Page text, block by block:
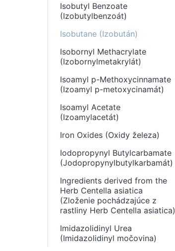
Isobutyl Benzoate
(Izobutylbenzoát)
Isobutane (Izobután)
Isobornyl Methacrylate
(Izobornylmetakrylát)
Isoamyl p-Methoxycinnamate
(Izoamyl p-metoxycinamát)
Isoamyl Acetate
(Izoamylacetát)
Iron Oxides (Oxidy železa)
Iodopropynyl Butylcarbamate
(Jodopropynylbutylkarbamát)
Ingredients derived from the
Herb Centella asiatica
(Zloženie pochádzajúce z
rastliny Herb Centella asiatica)
Imidazolidinyl Urea
(Imidazolidinyl močovina)